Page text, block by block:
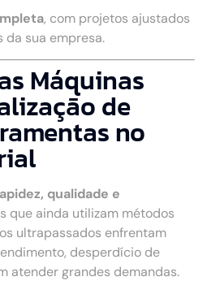
, com projetos ajustados
da sua empresa.
Máquinas
de
no
qualidade e
que ainda utilizam métodos
ultrapassados enfrentam
desperdício de
atender grandes demandas.